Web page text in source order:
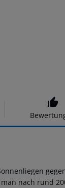
nach rund